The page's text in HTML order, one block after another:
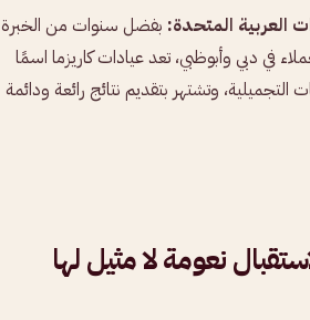
العربية المتحدة: بفضل سنوات من الخبرة
في دبي وأبوظبي، تعد عيادات كاريزما اسمًا
التجميلية، وتشتهر بتقديم نتائج رائعة ودائمة
نعومة لا مثيل لها